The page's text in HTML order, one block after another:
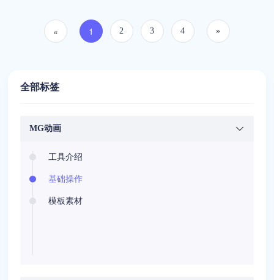
« 1 2 3 4 »
全部标签
MG动画
工具介绍
基础操作
模板素材